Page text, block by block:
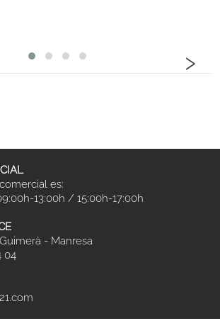
›
es:
13:00h / 15:00h-17:00h
- Manresa
04